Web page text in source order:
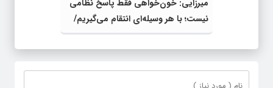
میرزایی: خون‌خواهی فقط پاسخ نظامی
نیست؛ با هر وسیله‌ای انتقام می‌گیریم/
دیپلماسی در کنار میدان جنگ، سرنوشت
را تثبیت می‌کند